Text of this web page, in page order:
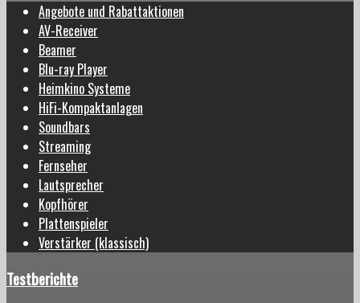
Angebote und Rabattaktionen
AV-Receiver
Beamer
Blu-ray Player
Heimkino Systeme
HiFi-Kompaktanlagen
Soundbars
Streaming
Fernseher
Lautsprecher
Kopfhörer
Plattenspieler
Verstärker (klassisch)
Testberichte